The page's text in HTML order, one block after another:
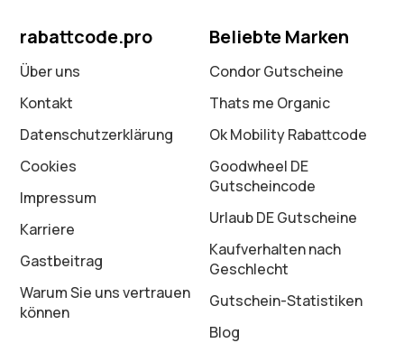
rabattcode.pro
Über uns
Kontakt
Datenschutz­erklärung
Cookies
Impressum
Karriere
Gastbeitrag
Warum Sie uns vertrauen
können
Beliebte Marken
Condor Gutscheine
Thats me Organic
Ok Mobility Rabattcode
Goodwheel DE
Gutscheincode
Urlaub DE Gutscheine
Kaufverhalten nach
Geschlecht
Gutschein-Statistiken
Blog